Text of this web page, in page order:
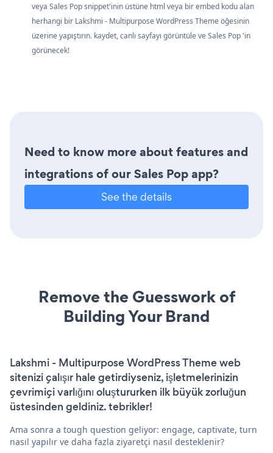
veya Sales Pop snippet'inin üstüne html veya bir embed kodu alan
herhangi bir Lakshmi - Multipurpose WordPress Theme öğesinin
üzerine yapıştırın. kaydet, canlı sayfayı görüntüle ve Sales Pop 'in
görünecek!
Need to know more about features and
integrations of our Sales Pop app?
See the details
Remove the Guesswork of
Building Your Brand
Lakshmi - Multipurpose WordPress Theme web
sitenizi çalışır hale getirdiyseniz, işletmelerinizin
çevrimiçi varlığını oluştururken ilk büyük zorluğun
üstesinden geldiniz. tebrikler!
Ama sonra a tough question geliyor: engage, captivate, turn
nasıl yapılır ve daha fazla ziyaretçi nasıl desteklenir?